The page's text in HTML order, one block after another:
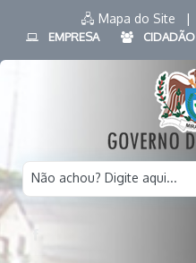
🖧 Mapa do Site |
EMPRESA CIDADÃO
Não achou? Digite aqui...